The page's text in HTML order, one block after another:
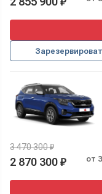
3 470 300 ₽
2 870 300 ₽ от